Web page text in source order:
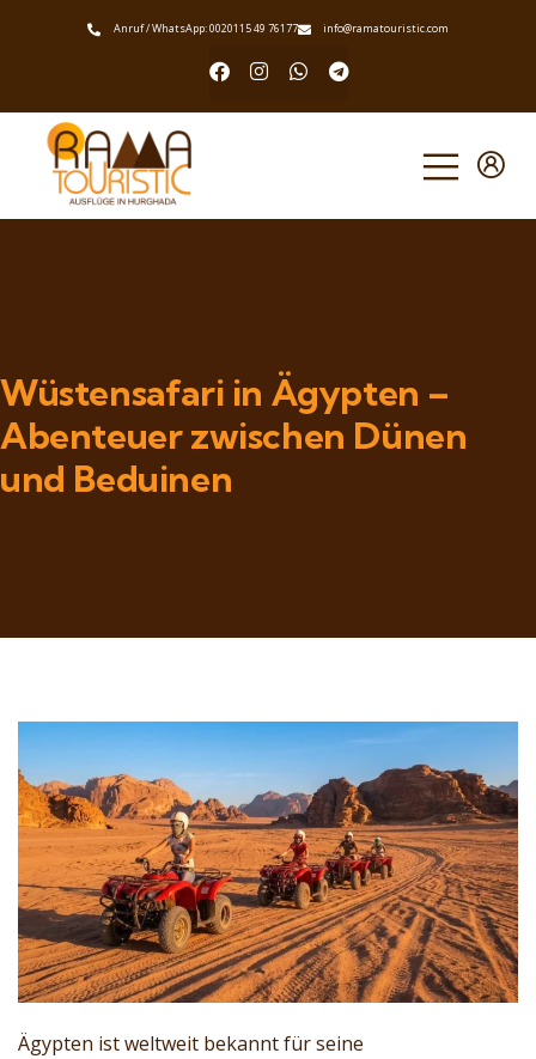
Anruf / WhatsApp: 0020115 49 76177 info@ramatouristic.com
Wüstensafari in Ägypten –
Abenteuer zwischen Dünen
und Beduinen
Ägypten ist weltweit bekannt für seine